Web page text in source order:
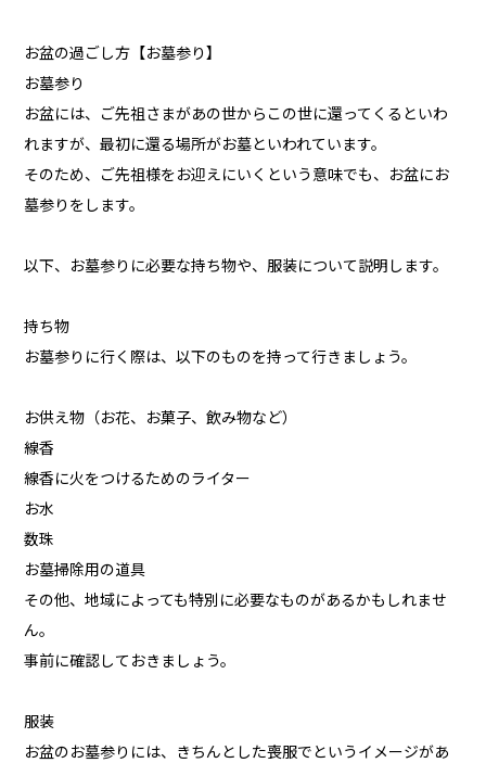
お盆の過ごし方【お墓参り】
お墓参り
お盆には、ご先祖さまがあの世からこの世に還ってくるといわ
れますが、最初に還る場所がお墓といわれています。
そのため、ご先祖様をお迎えにいくという意味でも、お盆にお
墓参りをします。
以下、お墓参りに必要な持ち物や、服装について説明します。
持ち物
お墓参りに行く際は、以下のものを持って行きましょう。
お供え物（お花、お菓子、飲み物など）
線香
線香に火をつけるためのライター
お水
数珠
お墓掃除用の道具
その他、地域によっても特別に必要なものがあるかもしれませ
ん。
事前に確認しておきましょう。
服装
お盆のお墓参りには、きちんとした喪服でというイメージがあ